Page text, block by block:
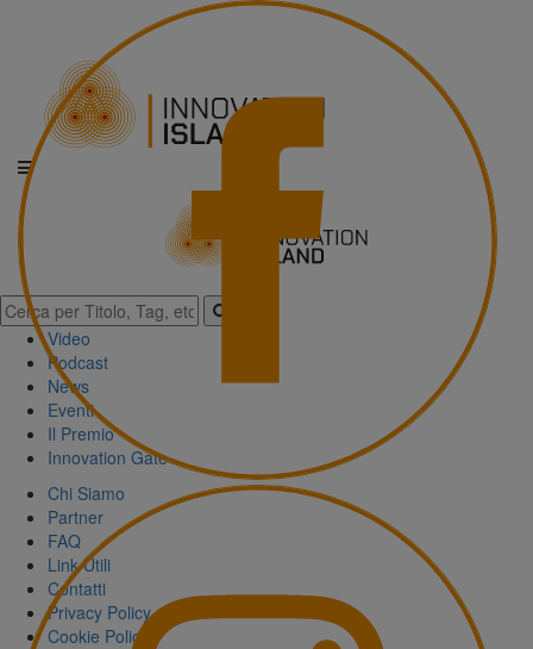
Video
Podcast
News
Eventi
Il Premio
Innovation Gate
Chi Siamo
Partner
FAQ
Link Utili
Contatti
Privacy Policy
Cookie Policy